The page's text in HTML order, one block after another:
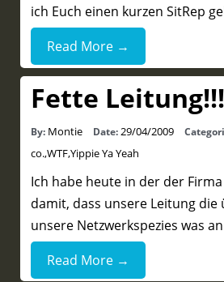
ich Euch einen kurzen SitRep
Read More →
Fette
By: Montie Date:29/04/2009
co.,WTF,Yippie Ya Yeah
Ich habe heute in der der
damit, dass unsere Leitung die
unsere Netzwerkspezies was
Read More →